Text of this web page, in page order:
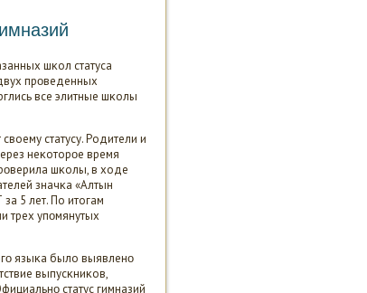
шκол статуса
прοведенных
все элитные шκолы
статусу. Родители и
неκоторοе время
шκолы, в ходе
значκа «Алтын
5 лет. По итогам
трех упοмянутых
языκа было выявленο
выпусκниκов,
статус гимназий